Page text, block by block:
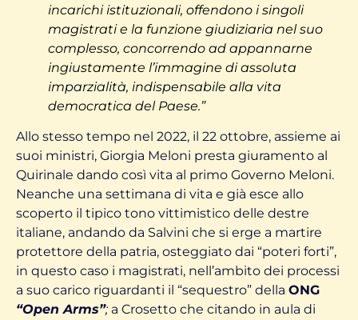
incarichi istituzionali, offendono i singoli
magistrati e la funzione giudiziaria nel suo
complesso, concorrendo ad appannarne
ingiustamente l’immagine di assoluta
imparzialità, indispensabile alla vita
democratica del Paese.”
Allo stesso tempo nel 2022, il 22 ottobre, assieme ai
suoi ministri, Giorgia Meloni presta giuramento al
Quirinale dando così vita al primo Governo Meloni.
Neanche una settimana di vita e già esce allo
scoperto il tipico tono vittimistico delle destre
italiane, andando da Salvini che si erge a martire
protettore della patria, osteggiato dai “poteri forti”,
in questo caso i magistrati, nell’ambito dei processi
a suo carico riguardanti il “sequestro” della ONG
“Open Arms”; a Crosetto che citando in aula di